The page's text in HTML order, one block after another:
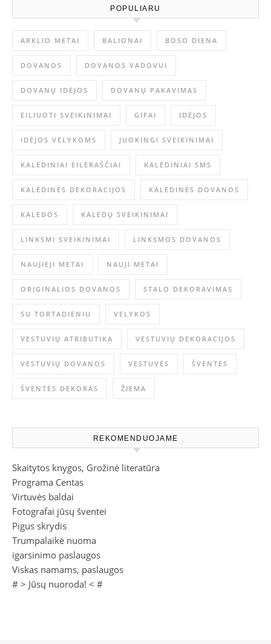
POPULIARU
ARKLIO METAI BALIONAI BOSO DIENA
DOVANOS DOVANOS VADOVUI
DOVANŲ IDĖJOS DOVANŲ PAKAVIMAS
EILIUOTI SVEIKINIMAI GIFAI IDĖJOS
IDĖJOS VELYKOMS JUOKINGI SVEIKINIMAI
KALĖDINIAI EILĖRAŠČIAI KALĖDINIAI SMS
KALĖDINĖS DEKORACIJOS KALĖDINĖS DOVANOS
KALĖDOS KALĖDŲ SVEIKINIMAI
LINKSMI SVEIKINIMAI LINKSMOS DOVANOS
NAUJIEJI METAI NAUJI METAI
ORIGINALIOS DOVANOS STALO DEKORAVIMAS
SU TORTADIENIU VELYKOS
VESTUVIŲ ATRIBUTIKA VESTUVIŲ DEKORACIJOS
VESTUVIŲ DOVANOS VESTUVĖS ŠVENTĖS
ŠVENTĖS DEKORAS ŽIEMA
REKOMENDUOJAME
Skaitytos knygos, Grožinė literatūra
Programa Centas
Virtuvės baldai
Fotografai jūsų šventei
Pigus skrydis
Trumpalaikė nuoma
igarsinimo paslaugos
Viskas namams, paslaugos
# > Jūsų nuoroda! < #